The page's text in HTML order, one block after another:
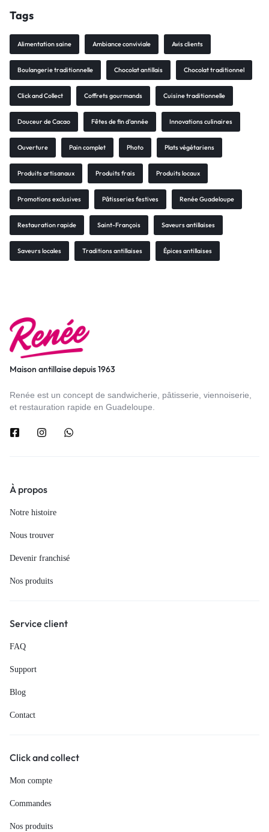
Tags
Alimentation saine Ambiance conviviale Avis clients
Boulangerie traditionnelle Chocolat antillais Chocolat traditionnel
Click and Collect Coffrets gourmands Cuisine traditionnelle
Douceur de Cacao Fêtes de fin d’année Innovations culinaires
Ouverture Pain complet Photo Plats végétariens
Produits artisanaux Produits frais Produits locaux
Promotions exclusives Pâtisseries festives Renée Guadeloupe
Restauration rapide Saint-François Saveurs antillaises
Saveurs locales Traditions antillaises Épices antillaises
Maison antillaise depuis 1963
Renée est un concept de sandwicherie, pâtisserie, viennoiserie,
et restauration rapide en Guadeloupe.
À propos
Notre histoire
Nous trouver
Devenir franchisé
Nos produits
Service client
FAQ
Support
Blog
Contact
Click and collect
Mon compte
Commandes
Nos produits